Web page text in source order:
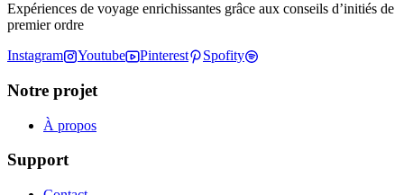
Expériences de voyage enrichissantes grâce aux conseils d’initiés de
premier ordre
Instagram
Youtube Pinterest Spofity
Notre projet
À propos
Support